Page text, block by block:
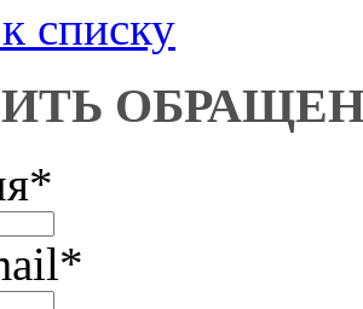
списку
*
*